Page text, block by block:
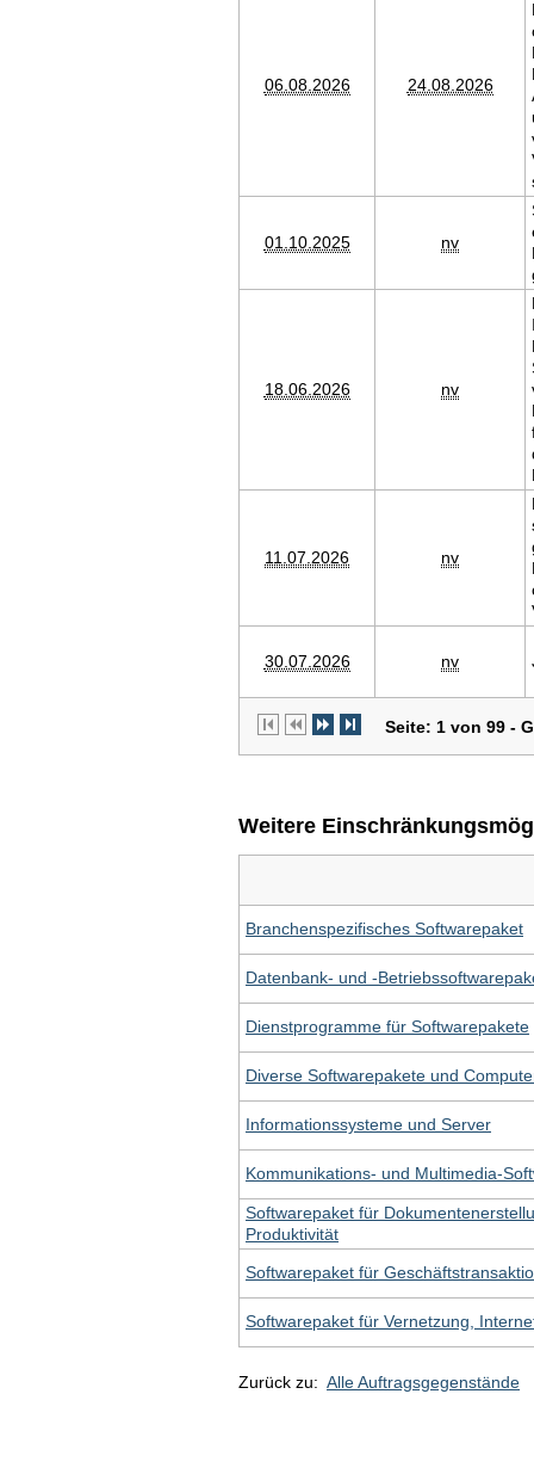
06.08.2026 24.08.2026
01.10.2025 nv
18.06.2026 nv
11.07.2026 nv
30.07.2026 nv
Seite: 1 von 99 -
Weitere
Branchenspezifisches Softwarepaket
Datenbank- und -
Dienstprogramme für Softwarepakete
Diverse Softwarepakete und
Informationssysteme und Server
Kommunikations- und Multimedia-
Softwarepaket für
Produktivität
Softwarepaket für
Softwarepaket für Vernetzung,
Zurück zu: Alle Auftragsgegenstände